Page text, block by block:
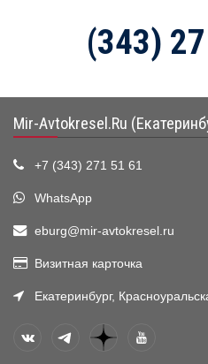
(343)
Mir-Avtokresel.Ru
+7 (343) 271 51 61
WhatsApp
eburg@mir-avtokresel.ru
Визитная карточка
Екатеринбург,